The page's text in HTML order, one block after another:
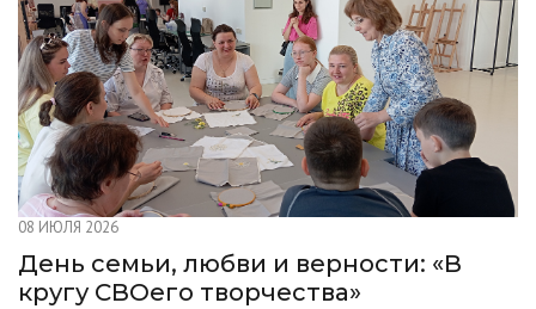
08 ИЮЛЯ 2026
День семьи, любви и верности: «В
кругу СВОего творчества»